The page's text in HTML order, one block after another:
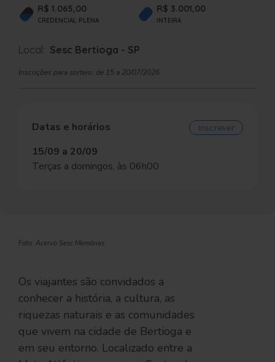
R$ 1.065,00
CREDENCIAL PLENA
R$ 3.001,00
INTEIRA
Local: Sesc Bertioga - SP
Inscrições para sorteio: de 15 a 20/07/2026
Datas e horários Inscrever
15/09 a 20/09
Terças a domingos, às 06h00
Foto: Acervo Sesc Memórias.
Os viajantes são convidados a
conhecer a história, a cultura, as
riquezas naturais e as comunidades
que vivem na cidade de Bertioga e
em seu entorno. Localizado entre a